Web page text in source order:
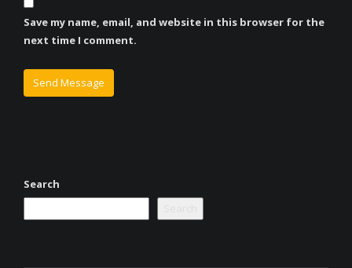
Save my name, email, and website in this browser for the
next time I comment.
Search